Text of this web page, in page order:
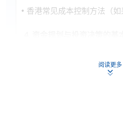
香港常见成本控制方法（如
应收账款、存货及现金周期
阅读更多